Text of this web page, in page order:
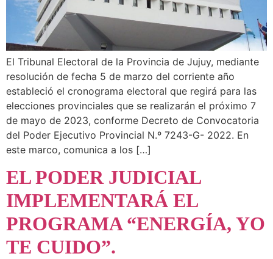
El Tribunal Electoral de la Provincia de Jujuy, mediante
resolución de fecha 5 de marzo del corriente año
estableció el cronograma electoral que regirá para las
elecciones provinciales que se realizarán el próximo 7
de mayo de 2023, conforme Decreto de Convocatoria
del Poder Ejecutivo Provincial N.º 7243-G- 2022. En
este marco, comunica a los […]
EL PODER JUDICIAL
IMPLEMENTARÁ EL
PROGRAMA “ENERGÍA, YO
TE CUIDO”.